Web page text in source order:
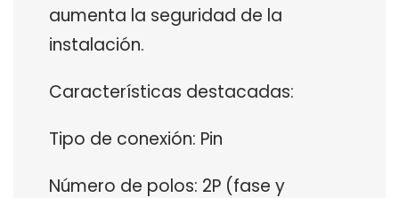
aumenta la seguridad de la
instalación.
Características destacadas:
Tipo de conexión: Pin
Número de polos: 2P (fase y